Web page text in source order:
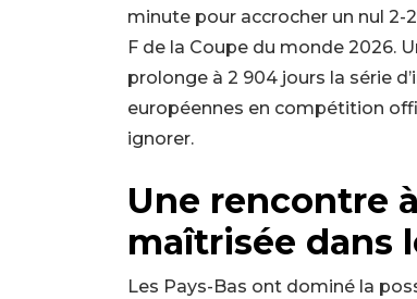
minute pour accrocher un nul 2-
F de la Coupe du monde 2026.
prolonge à 2 904 jours la série
européennes en compétition
ignorer.
Une rencontre
maîtrisée dans
Les Pays-Bas ont dominé la